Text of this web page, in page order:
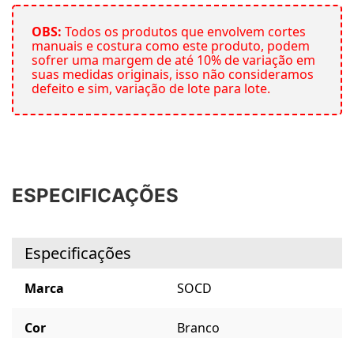
OBS: Todos os produtos que envolvem cortes
manuais e costura como este produto, podem
sofrer uma margem de até 10% de variação em
suas medidas originais, isso não consideramos
defeito e sim, variação de lote para lote.
ESPECIFICAÇÕES
Especificações
Marca SOCD
Cor Branco